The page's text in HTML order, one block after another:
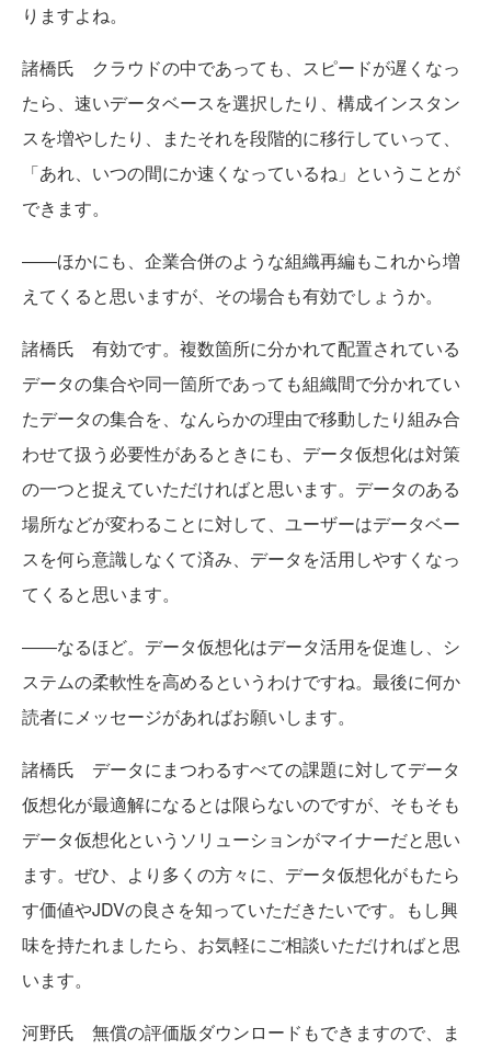
りますよね。
諸橋氏 クラウドの中であっても、スピードが遅くなっ
たら、速いデータベースを選択したり、構成インスタン
スを増やしたり、またそれを段階的に移行していって、
「あれ、いつの間にか速くなっているね」ということが
できます。
――ほかにも、企業合併のような組織再編もこれから増
えてくると思いますが、その場合も有効でしょうか。
諸橋氏 有効です。複数箇所に分かれて配置されている
データの集合や同一箇所であっても組織間で分かれてい
たデータの集合を、なんらかの理由で移動したり組み合
わせて扱う必要性があるときにも、データ仮想化は対策
の一つと捉えていただければと思います。データのある
場所などが変わることに対して、ユーザーはデータベー
スを何ら意識しなくて済み、データを活用しやすくなっ
てくると思います。
――なるほど。データ仮想化はデータ活用を促進し、シ
ステムの柔軟性を高めるというわけですね。最後に何か
読者にメッセージがあればお願いします。
諸橋氏 データにまつわるすべての課題に対してデータ
仮想化が最適解になるとは限らないのですが、そもそも
データ仮想化というソリューションがマイナーだと思い
ます。ぜひ、より多くの方々に、データ仮想化がもたら
す価値やJDVの良さを知っていただきたいです。もし興
味を持たれましたら、お気軽にご相談いただければと思
います。
河野氏 無償の評価版ダウンロードもできますので、ま